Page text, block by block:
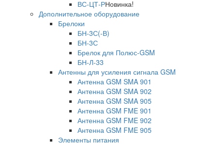
ВС-ЦТ-РНовинка!
Дополнительное оборудование
Брелоки
БН-3С(-В)
БН-3С
Брелок для Полюс-GSM
БН-Л-33
Антенны для усиления сигнала GSM
Антенна GSM SMA 901
Антенна GSM SMA 902
Антенна GSM SMA 905
Антенна GSM FME 901
Антенна GSM FME 902
Антенна GSM FME 905
Элементы питания